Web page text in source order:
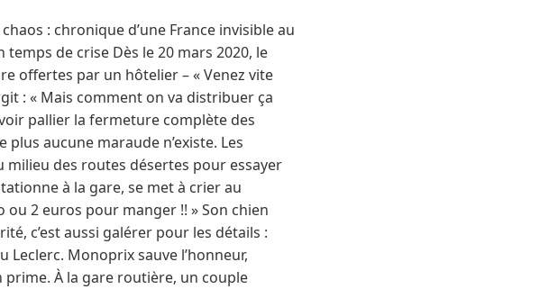
: chronique d’une France invisible au
de crise Dès le 20 mars 2020, le
offertes par un hôtelier – « Venez vite
: « Mais comment on va distribuer ça
pallier la fermeture complète des
aucune maraude n’existe. Les
des routes désertes pour essayer
à la gare, se met à crier au
ou 2 euros pour manger !! » Son chien
c’est aussi galérer pour les détails :
Leclerc. Monoprix sauve l’honneur,
À la gare routière, un couple